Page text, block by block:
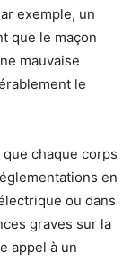
exemple, un
que le maçon
mauvaise
le
chaque corps
en
ou dans
graves sur la
appel à un